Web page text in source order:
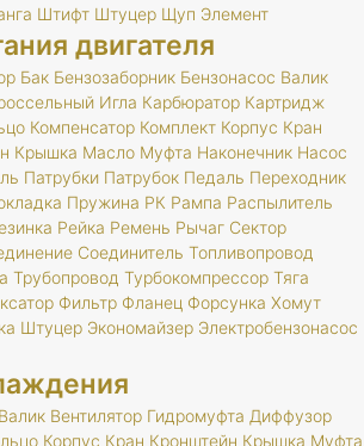
Штифт Штуцер Щуп Элемент
двигателя
Бак Бензозаборник Бензонасос Валик
Игла Карбюратор Картридж
Компенсатор Комплект Корпус Кран
Крышка Масло Муфта Наконечник Насос
Патрубки Патрубок Педаль Переходник
Пружина РК Рампа Распылитель
Рейка Ремень Рычаг Сектор
Соединитель Топливопровод
Трубопровод Турбокомпрессор Тяга
Фильтр Фланец Форсунка Хомут
Штуцер Экономайзер Электробензонасос
Валик Вентилятор Гидромуфта Диффузор
Корпус Кран Кронштейн Крышка Муфта